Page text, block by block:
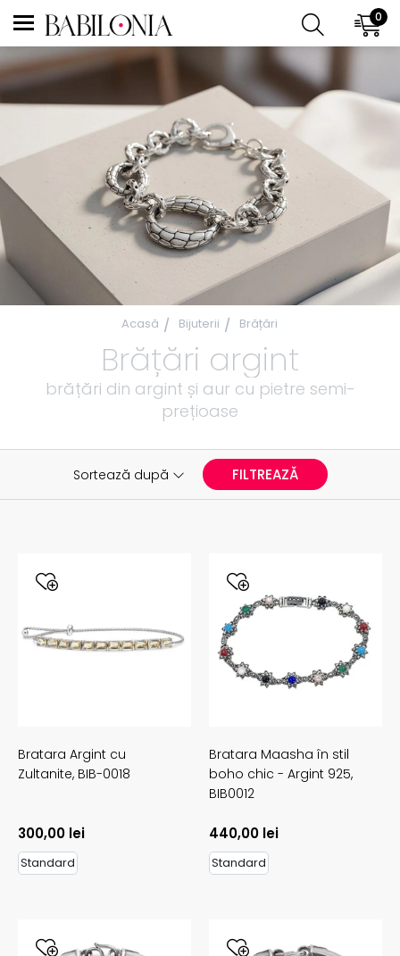
0
Acasă Bijuterii Brățări
Brățări argint
brățări din argint și aur cu pietre semi-
prețioase
Sortează după FILTREAZĂ
Bratara Argint cu
Zultanite, BIB-0018
300,00 lei
Standard
Bratara Maasha în stil
boho chic - Argint 925,
BIB0012
440,00 lei
Standard